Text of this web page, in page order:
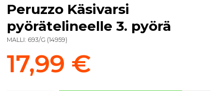
Peruzzo Käsivarsi
pyörätelineelle 3. pyörä
MALLI: 693/G (14959)
17,99 €